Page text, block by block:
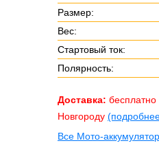
Размер:
Вес:
Стартовый ток:
Полярность:
Доставка:
Новгороду
Все Мото-